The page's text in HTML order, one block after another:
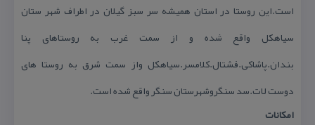
است.این روستا در استان همیشه سر سبز گیلان در اطراف شهر ستان
سیاهكل واقع شده و از سمت غرب به روستاهای پنا
بندان.پاشاكی.فشتال.كلامسر.سیاهكل واز سمت شرق به روستا های
دوست لات.سد سنگروشهرستان سنگر واقع شده است.
امكانات